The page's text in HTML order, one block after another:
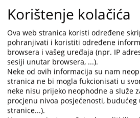
mark
key
to
get
the
keyboard
shortcuts
for
changing
mark
key
to
get
the
keyboard
shortcuts
for
changing
18.02.2026.
Učenje kroz praksu: Održana
pripravnike iz krivične oblasti
22.12.2025.
Unaprjeđenje učinkovitosti ovršnih
Bosne i Hercegovine
Ravnatelj Švedske agencije za
Korištenje kolačića
Ova web stranica koristi određene
pohranjivati i koristiti određene
browsera i vašeg uređaja (npr. IP
sesiji unutar browsera, ...).
Neke od ovih informacija su nam
stranica ne bi mogla fukcionisati u
neke nisu prijeko neophodne a služe
procjenu nivoa posjećenosti, budućeg
stranice...).